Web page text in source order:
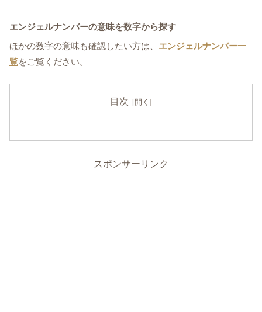
エンジェルナンバーの意味を数字から探す
ほかの数字の意味も確認したい方は、 エンジェルナンバー一
覧をご覧ください。
目次
スポンサーリンク